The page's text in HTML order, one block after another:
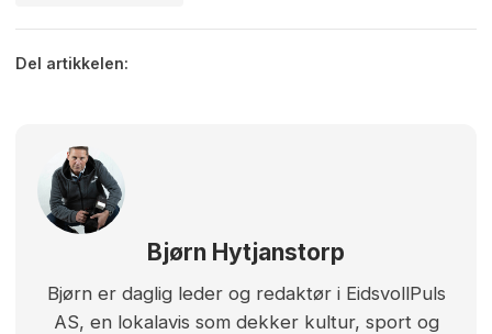
Del artikkelen:
Bjørn Hytjanstorp
Bjørn er daglig leder og redaktør i EidsvollPuls
AS, en lokalavis som dekker kultur, sport og